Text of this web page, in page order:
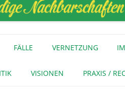
MEDIENECHO
FÄLLE
GEWERBE
VERNETZUNG
VISIONEN PRAXIS /